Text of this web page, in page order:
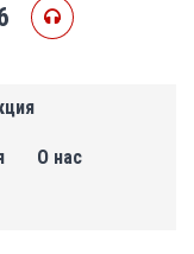
О нас